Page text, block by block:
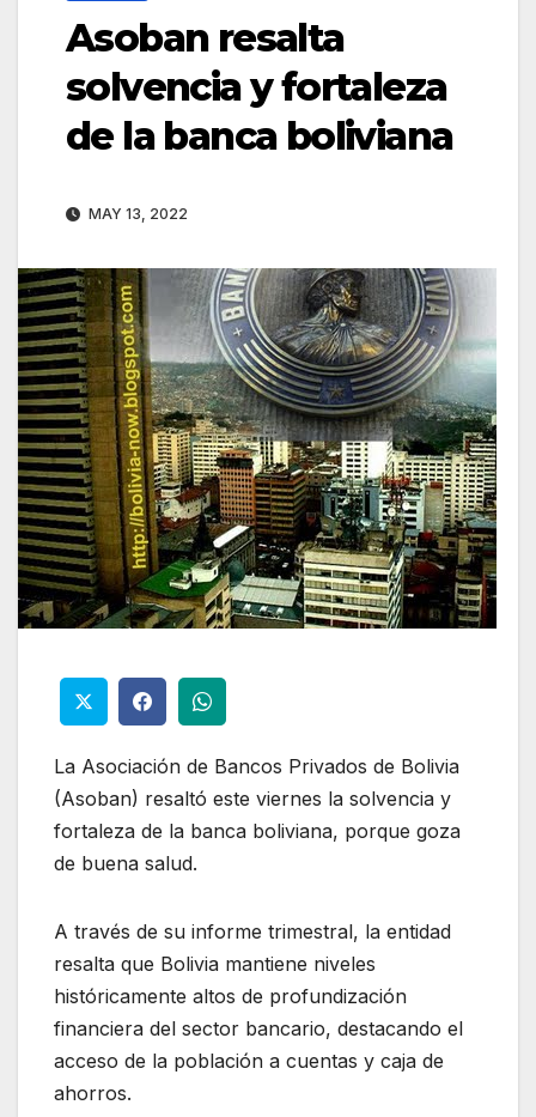
Asoban resalta
solvencia y fortaleza
de la banca boliviana
MAY 13, 2022
La Asociación de Bancos Privados de Bolivia
(Asoban) resaltó este viernes la solvencia y
fortaleza de la banca boliviana, porque goza
de buena salud.
A través de su informe trimestral, la entidad
resalta que Bolivia mantiene niveles
históricamente altos de profundización
financiera del sector bancario, destacando el
acceso de la población a cuentas y caja de
ahorros.